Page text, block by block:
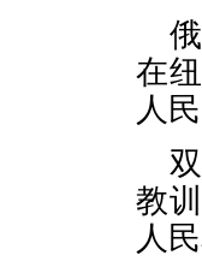
在
人
教
人